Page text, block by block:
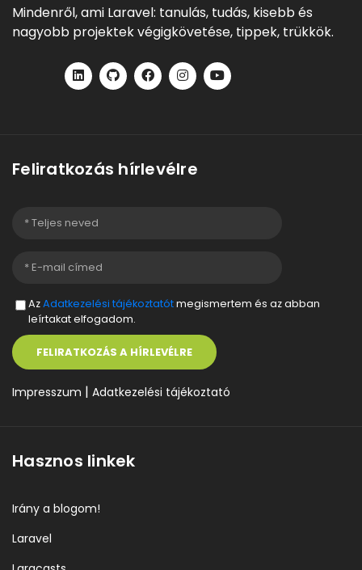
Mindenről, ami Laravel: tanulás, tudás, kisebb és
nagyobb projektek végigkövetése, tippek, trükkök.
Feliratkozás hírlevélre
AzAdatkezelési tájékoztatótmegismertem és az abban
leírtakat elfogadom.
FELIRATKOZÁS A HÍRLEVÉLRE
Impresszum | Adatkezelési tájékoztató
Hasznos linkek
Irány a blogom!
Laravel